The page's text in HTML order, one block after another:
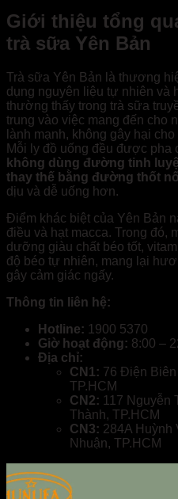
Giới thiệu tổng
trà sữa Yên Bản
Trà sữa Yên Bản là thương
dụng nguyên liệu tự nhiên và
thường thấy trong trà sữa
trung vào việc mang đến cho
lành mạnh, không gây hại
Mỗi ly đồ uống đều được pha
không dùng đường tinh
thay thế bằng đường thốt
dịu và dễ uống hơn.
Điểm khác biệt của Yên Bản
điều và hạt macca. Trong đó,
dưỡng giàu chất béo tốt,
độ béo tự nhiên, mang lại
gây cảm giác ngấy.
Thông tin liên hệ:
Hotline: 1900 5370
Giờ hoạt động: 8:00 –
Địa chỉ:
CN1: 76 Điện
TP.HCM
CN2: 117 Nguyễn
Thành, TP.HCM
CN3: 284A Huỳnh
Nhuận, TP.HCM